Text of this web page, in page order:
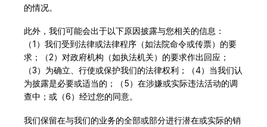
的情况。
此外，我们可能会出于以下原因披露与您相关的信息：
（1）我们受到法律或法律程序（如法院命令或传票）的要
求；（2）对政府机构（如执法机关）的要求作出回应；
（3）为确立、行使或保护我们的法律权利；（4）当我们认
为披露是必要或适当的；（5）在涉嫌或实际违法活动的调
查中；或（6）经过您的同意。
我们保留在与我们的业务的全部或部分进行潜在或实际的销